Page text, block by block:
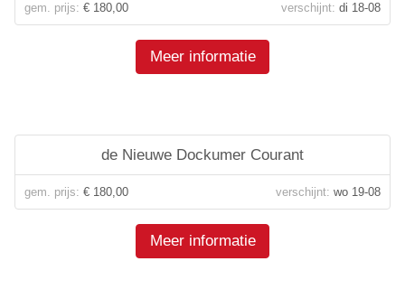
gem. prijs: € 180,00 verschijnt: di 18-08
Meer informatie
de Nieuwe Dockumer Courant
gem. prijs: € 180,00 verschijnt: wo 19-08
Meer informatie